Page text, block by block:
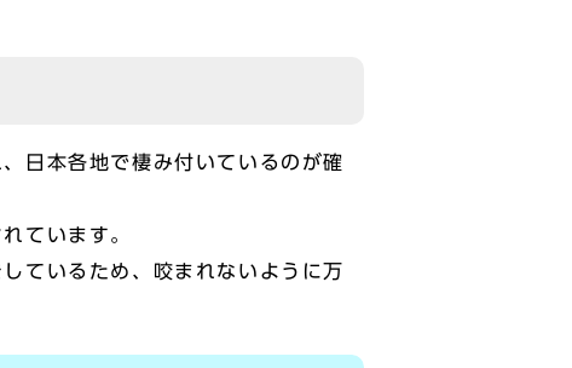
日本各地で棲み付いているのが確
ています。
ているため、咬まれないように万